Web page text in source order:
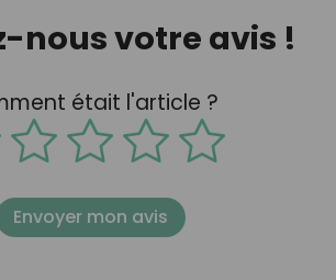
nous votre avis !
était l'article ?
Envoyer mon avis